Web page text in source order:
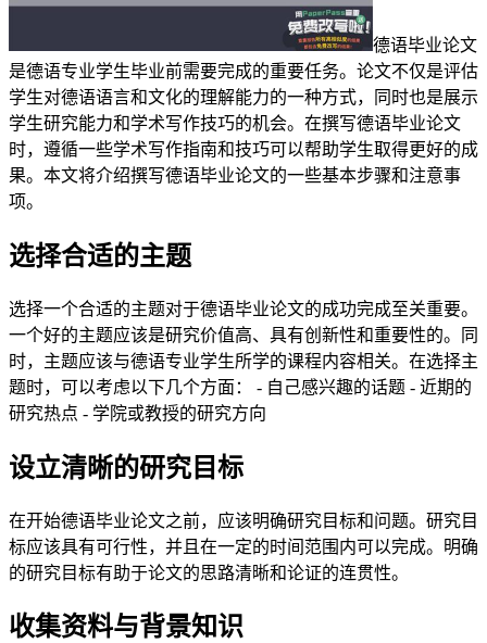
德语毕业论文
是德语专业学生毕业前需要完成的重要任务。论文不仅是评估
学生对德语语言和文化的理解能力的一种方式，同时也是展示
学生研究能力和学术写作技巧的机会。在撰写德语毕业论文
时，遵循一些学术写作指南和技巧可以帮助学生取得更好的成
果。本文将介绍撰写德语毕业论文的一些基本步骤和注意事
项。
选择合适的主题
选择一个合适的主题对于德语毕业论文的成功完成至关重要。
一个好的主题应该是研究价值高、具有创新性和重要性的。同
时，主题应该与德语专业学生所学的课程内容相关。在选择主
题时，可以考虑以下几个方面： - 自己感兴趣的话题 - 近期的
研究热点 - 学院或教授的研究方向
设立清晰的研究目标
在开始德语毕业论文之前，应该明确研究目标和问题。研究目
标应该具有可行性，并且在一定的时间范围内可以完成。明确
的研究目标有助于论文的思路清晰和论证的连贯性。
收集资料与背景知识